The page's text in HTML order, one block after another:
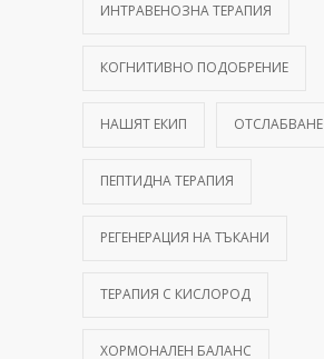
ИНТРАВЕНОЗНА ТЕРАПИЯ
КОГНИТИВНО ПОДОБРЕНИЕ
НАШЯТ ЕКИП ОТСЛАБВАНЕ
ПЕПТИДНА ТЕРАПИЯ
РЕГЕНЕРАЦИЯ НА ТЪКАНИ
ТЕРАПИЯ С КИСЛОРОД
ХОРМОНАЛЕН БАЛАНС